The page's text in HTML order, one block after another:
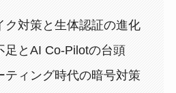
ク対策と生体認証の進化
足とAI Co-Pilotの台頭
ティング時代の暗号対策